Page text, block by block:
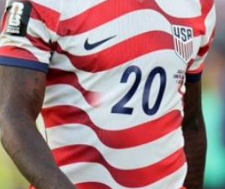
retiro de árboles; Ijalvi niega tala
tradiciones con Feria Corazón
prófugo estadounidense buscado